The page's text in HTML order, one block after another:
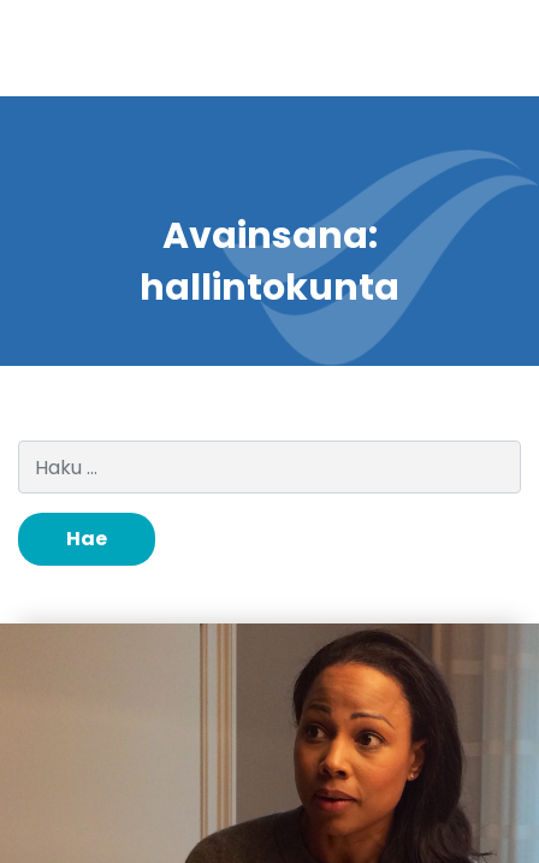
Avainsana:
hallintokunta
Haku: